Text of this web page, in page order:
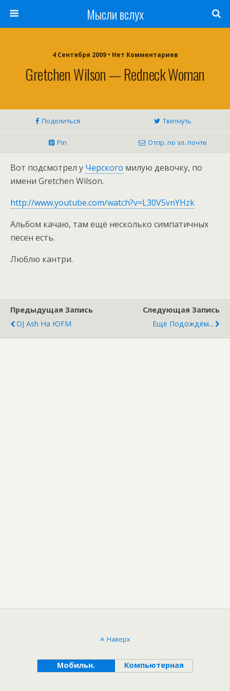
Мысли вслух
4 Сентября 2009 • Нет Комментариев
Gretchen Wilson — Redneck Woman
Поделиться Твитнуть
Pin Отпр. по эл. почте
Вот подсмотрел у Черского милую девочку, по
имени Gretchen Wilson.
http://www.youtube.com/watch?v=L30V5vnYHzk
Альбом качаю, там ещё несколько симпатичных
песен есть.
Люблю кантри.
Предыдущая Запись
DJ Ash На ЮFM
Следующая Запись
Ещё Подождём...
Наверх
Мобильн. Компьютерная